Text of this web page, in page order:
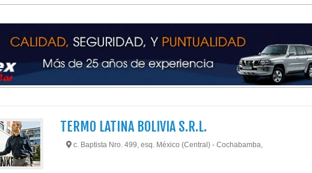
TERMO LATINA BOLIVIA S.R.L.
c. Baptista Nro. 499, esq. México (Central) - Cochabamba,